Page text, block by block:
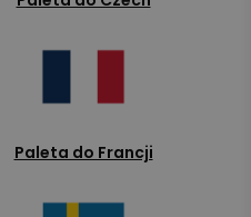
Paleta do Francji